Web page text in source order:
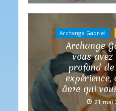
Archange Gabriel
Archange
vous
profond
expérience,
âme qui
21 mai